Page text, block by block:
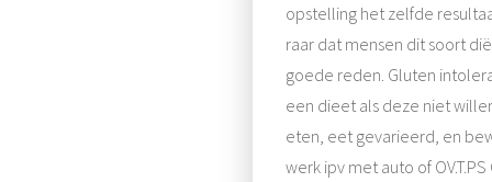
opstelling het zelfde
raar dat mensen dit soort
goede reden. Gluten
een dieet als deze niet
eten, eet gevarieerd, en
werk ipv met auto of